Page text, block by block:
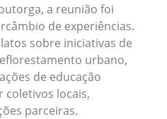
a reunião foi
de experiências.
sobre iniciativas de
urbano,
de educação
coletivos locais,
parceiras.